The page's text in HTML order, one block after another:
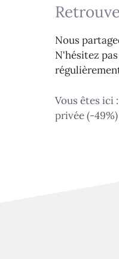
Nous
N'hésitez
Vous êtes ici :
privée (-49%)